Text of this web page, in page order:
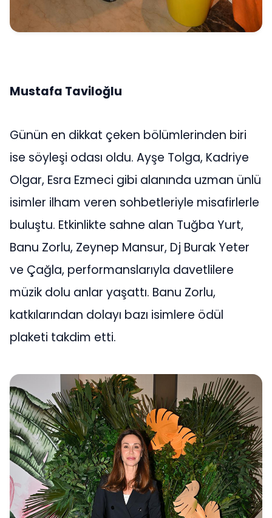
Mustafa Taviloğlu
Günün en dikkat çeken bölümlerinden biri
ise söyleşi odası oldu. Ayşe Tolga, Kadriye
Olgar, Esra Ezmeci gibi alanında uzman ünlü
isimler ilham veren sohbetleriyle misafirlerle
buluştu. Etkinlikte sahne alan Tuğba Yurt,
Banu Zorlu, Zeynep Mansur, Dj Burak Yeter
ve Çağla, performanslarıyla davetlilere
müzik dolu anlar yaşattı. Banu Zorlu,
katkılarından dolayı bazı isimlere ödül
plaketi takdim etti.